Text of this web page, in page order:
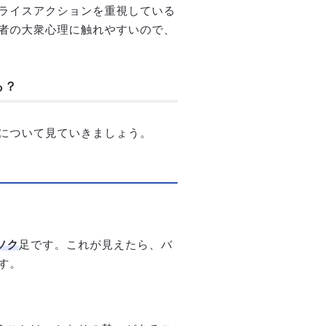
イスアクションを重視している
の大衆心理に触れやすいので、
ついて見ていきましょう。
ク足です。これが見えたら、バ
。